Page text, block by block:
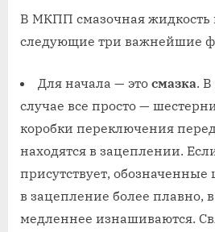
В МКПП смазочная жидкость
следующие три важнейшие
Для начала — это смазка.
случае все просто —
коробки переключения
находятся в зацеплении.
присутствует, обозначенные
в зацепление более плавно, в
медленнее изнашиваются.